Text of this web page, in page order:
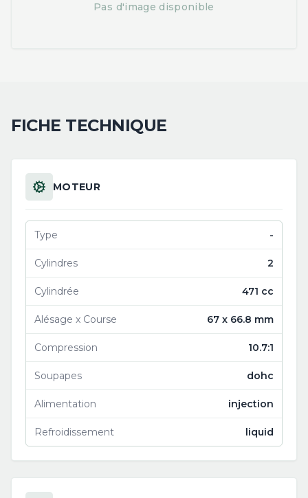
Pas d'image disponible
FICHE TECHNIQUE
MOTEUR
Type -
Cylindres 2
Cylindrée 471 cc
Alésage x Course 67 x 66.8 mm
Compression 10.7:1
Soupapes dohc
Alimentation injection
Refroidissement liquid